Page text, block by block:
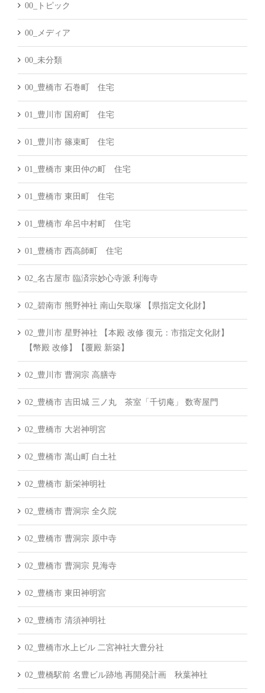
00_トピック
00_メディア
00_未分類
00_豊橋市 石巻町 住宅
01_豊川市 国府町 住宅
01_豊川市 篠束町 住宅
01_豊橋市 東田仲の町 住宅
01_豊橋市 東田町 住宅
01_豊橋市 牟呂中村町 住宅
01_豊橋市 西高師町 住宅
02_名古屋市 臨済宗妙心寺派 利海寺
02_碧南市 熊野神社 南山矢取塚 【県指定文化財】
02_豊川市 星野神社 【本殿 改修 復元：市指定文化財】
【幣殿 改修】【覆殿 新築】
02_豊川市 曹洞宗 高膳寺
02_豊橋市 吉田城 三ノ丸 茶室「千切庵」 数寄屋門
02_豊橋市 大岩神明宮
02_豊橋市 嵩山町 白土社
02_豊橋市 新栄神明社
02_豊橋市 曹洞宗 全久院
02_豊橋市 曹洞宗 原中寺
02_豊橋市 曹洞宗 見海寺
02_豊橋市 東田神明宮
02_豊橋市 清須神明社
02_豊橋市水上ビル 二宮神社大豊分社
02_豊橋駅前 名豊ビル跡地 再開発計画 秋葉神社